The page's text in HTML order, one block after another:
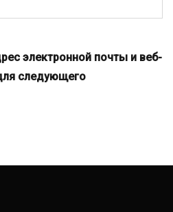
электронной почты и веб-
следующего